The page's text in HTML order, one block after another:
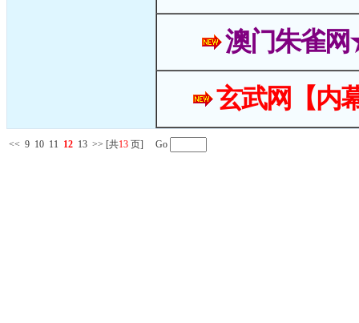
澳门朱雀
玄武网【内
<< 9 10 11 12 13 >> [共13 页] Go